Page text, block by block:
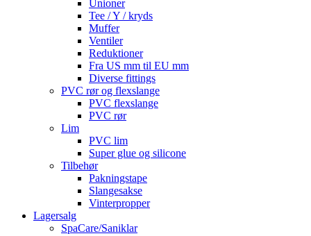
Unioner
Tee / Y / kryds
Muffer
Ventiler
Reduktioner
Fra US mm til EU mm
Diverse fittings
PVC rør og flexslange
PVC flexslange
PVC rør
Lim
PVC lim
Super glue og silicone
Tilbehør
Pakningstape
Slangesakse
Vinterpropper
Lagersalg
SpaCare/Saniklar